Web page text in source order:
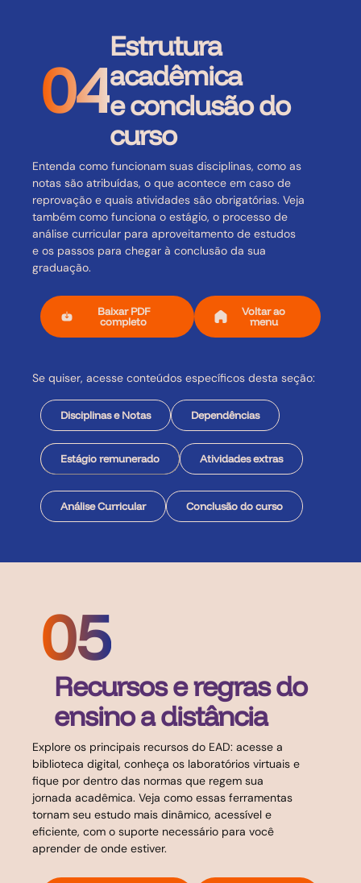
Se quiser, acesse conteúdos específicos desta seção:
Disciplinas e Notas Dependências
Estágio remunerado Atividades extras
Análise Curricular Conclusão do curso
04
Estrutura
acadêmica
e conclusão do
curso
Entenda como funcionam suas disciplinas, como as
notas são atribuídas, o que acontece em caso de
reprovação e quais atividades são obrigatórias. Veja
também como funciona o estágio, o processo de
análise curricular para aproveitamento de estudos
e os passos para chegar à conclusão da sua
graduação.
Baixar PDF
completo
Voltar ao
menu
05
Recursos e regras do
ensino a distância
Explore os principais recursos do EAD: acesse a
biblioteca digital, conheça os laboratórios virtuais e
fique por dentro das normas que regem sua
jornada acadêmica. Veja como essas ferramentas
tornam seu estudo mais dinâmico, acessível e
eficiente, com o suporte necessário para você
aprender de onde estiver.